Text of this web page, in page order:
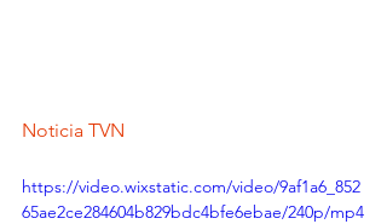
Noticia TVN
https://video.wixstatic.com/video/9af1a6_852
65ae2ce284604b829bdc4bfe6ebae/240p/mp4